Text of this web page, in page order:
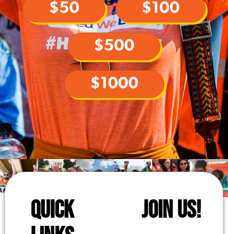
$50 $100
$500
$1000
QUICK
JOIN US!